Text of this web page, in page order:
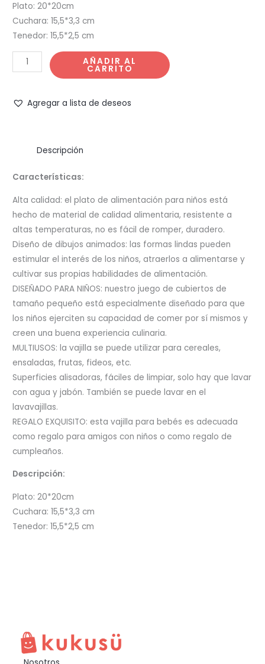
Plato: 20*20cm
Cuchara: 15,5*3,3 cm
Tenedor: 15,5*2,5 cm
DE
PARA
AÑADIR AL
CARRITO
Agregar a lista de deseos
Descripción
Características:
Alta calidad: el plato de alimentación para niños está
hecho de material de calidad alimentaria, resistente a
altas temperaturas, no es fácil de romper, duradero.
Diseño de dibujos animados: las formas lindas pueden
estimular el interés de los niños, atraerlos a alimentarse y
cultivar sus propias habilidades de alimentación.
DISEÑADO PARA NIÑOS: nuestro juego de cubiertos de
tamaño pequeño está especialmente diseñado para que
los niños ejerciten su capacidad de comer por sí mismos y
creen una buena experiencia culinaria.
MULTIUSOS: la vajilla se puede utilizar para cereales,
ensaladas, frutas, fideos, etc.
Superficies alisadoras, fáciles de limpiar, solo hay que lavar
con agua y jabón. También se puede lavar en el
lavavajillas.
REGALO EXQUISITO: esta vajilla para bebés es adecuada
como regalo para amigos con niños o como regalo de
cumpleaños.
Descripción:
Plato: 20*20cm
Cuchara: 15,5*3,3 cm
Tenedor: 15,5*2,5 cm